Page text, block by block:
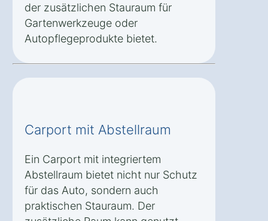
der zusätzlichen Stauraum für
Gartenwerkzeuge oder
Autopflegeprodukte bietet.
Carport mit Abstellraum
Ein Carport mit integriertem
Abstellraum bietet nicht nur Schutz
für das Auto, sondern auch
praktischen Stauraum. Der